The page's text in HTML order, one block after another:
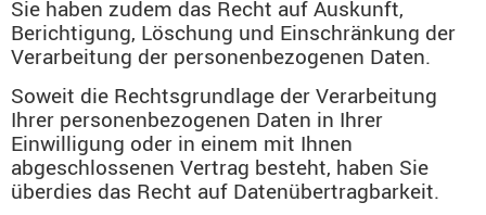
Sie haben zudem das Recht auf Auskunft,
Berichtigung, Löschung und Einschränkung der
Verarbeitung der personenbezogenen Daten.
Soweit die Rechtsgrundlage der Verarbeitung
Ihrer personenbezogenen Daten in Ihrer
Einwilligung oder in einem mit Ihnen
abgeschlossenen Vertrag besteht, haben Sie
überdies das Recht auf Datenübertragbarkeit.